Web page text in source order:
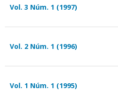
Vol. 3 Núm. 1 (1997)
Vol. 2 Núm. 1 (1996)
Vol. 1 Núm. 1 (1995)